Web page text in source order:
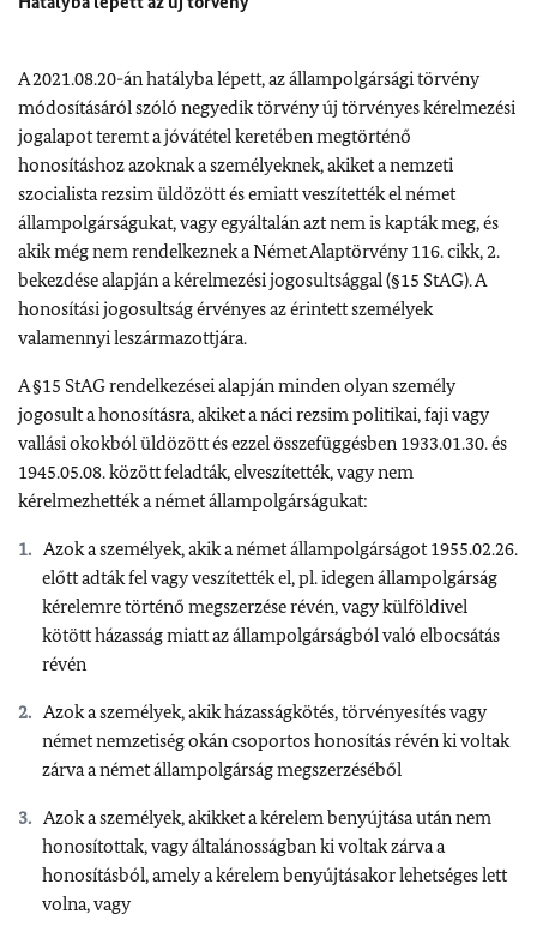
A 2021.08.20-án hatályba lépett, az állampolgársági törvény
módosításáról szóló negyedik törvény új törvényes kérelmezési
jogalapot teremt a jóvátétel keretében megtörténő
honosításhoz azoknak a személyeknek, akiket a nemzeti
szocialista rezsim üldözött és emiatt veszítették el német
állampolgárságukat, vagy egyáltalán azt nem is kapták meg, és
akik még nem rendelkeznek a Német Alaptörvény 116. cikk, 2.
bekezdése alapján a kérelmezési jogosultsággal (§15 StAG). A
honosítási jogosultság érvényes az érintett személyek
valamennyi leszármazottjára.
A §15 StAG rendelkezései alapján minden olyan személy
jogosult a honosításra, akiket a náci rezsim politikai, faji vagy
vallási okokból üldözött és ezzel összefüggésben 1933.01.30. és
1945.05.08. között feladták, elveszítették, vagy nem
kérelmezhették a német állampolgárságukat:
Azok a személyek, akik a német állampolgárságot 1955.02.26.
előtt adták fel vagy veszítették el, pl. idegen állampolgárság
kérelemre történő megszerzése révén, vagy külföldivel
kötött házasság miatt az állampolgárságból való elbocsátás
révén
Azok a személyek, akik házasságkötés, törvényesítés vagy
német nemzetiség okán csoportos honosítás révén ki voltak
zárva a német állampolgárság megszerzéséből
Azok a személyek, akikket a kérelem benyújtása után nem
honosítottak, vagy általánosságban ki voltak zárva a
honosításból, amely a kérelem benyújtásakor lehetséges lett
volna, vagy